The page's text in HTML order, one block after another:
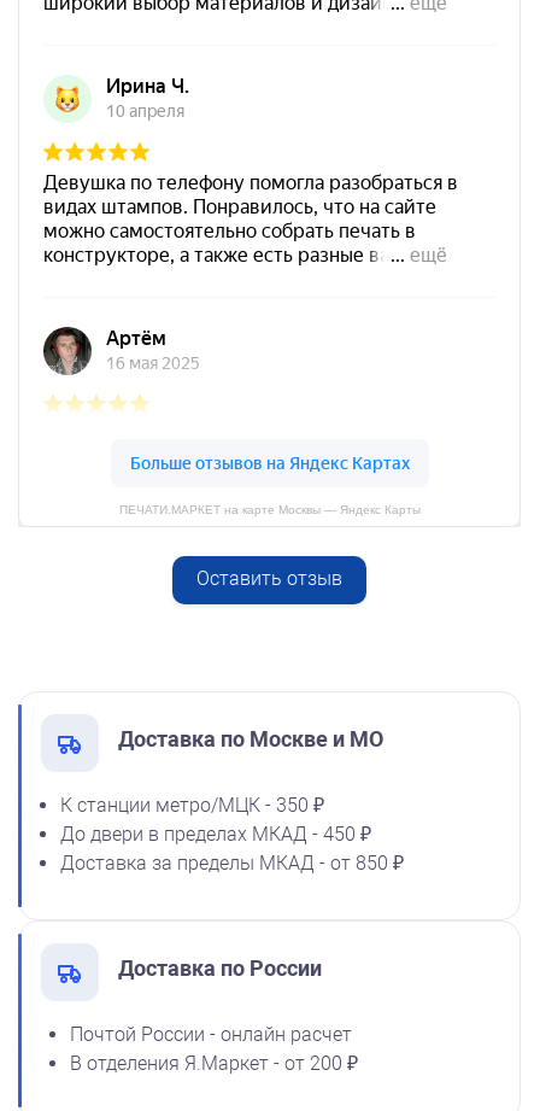
от 550
Печать ИП № Р69
Заказать
Печать ИП № Р135
Штемпельная подушка
1800
Спиртовая краска NORIS
Спиртовая краска NORIS
Спиртовая краска NORIS
флюоресцентная 25 мл
1100
ПЕЧАТИ.МАРКЕТ на карте Москвы — Яндекс Карты
Оставить отзыв
Доставка по Москве и МО
К станции метро/МЦК - 350 ₽
До двери в пределах МКАД - 450 ₽
Доставка за пределы МКАД - от 850 ₽
Доставка по России
Почтой России - онлайн расчет
В отделения Я.Маркет - от 200 ₽